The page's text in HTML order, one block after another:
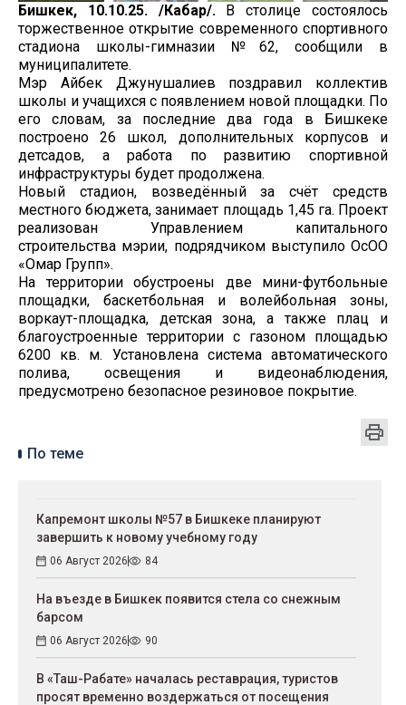
Бишкек, 10.10.25. /Кабар/. В столице состоялось
торжественное открытие современного спортивного
стадиона школы-гимназии №62, сообщили в
муниципалитете.
Мэр Айбек Джунушалиев поздравил коллектив
школы и учащихся с появлением новой площадки. По
его словам, за последние два года в Бишкеке
построено 26 школ, дополнительных корпусов и
детсадов, а работа по развитию спортивной
инфраструктуры будет продолжена.
Новый стадион, возведённый за счёт средств
местного бюджета, занимает площадь 1,45 га. Проект
реализован Управлением капитального
строительства мэрии, подрядчиком выступило ОсОО
«Омар Групп».
На территории обустроены две мини-футбольные
площадки, баскетбольная и волейбольная зоны,
воркаут-площадка, детская зона, а также плац и
благоустроенные территории с газоном площадью
6200 кв. м. Установлена система автоматического
полива, освещения и видеонаблюдения,
предусмотрено безопасное резиновое покрытие.
По теме
Капремонт школы №57 в Бишкеке планируют
завершить к новому учебному году
06 Август 2026 84
На въезде в Бишкек появится стела со снежным
барсом
06 Август 2026 90
В «Таш-Рабате» началась реставрация, туристов
просят временно воздержаться от посещения